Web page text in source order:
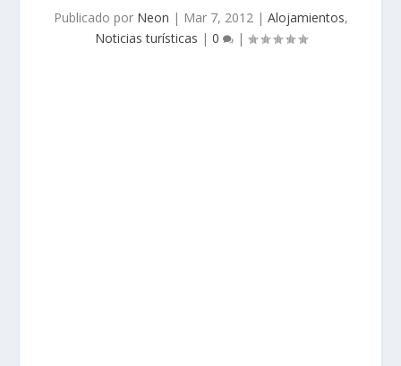
Publicado por Neon | Mar 7, 2012| Alojamientos,
Noticias turísticas | 0 |